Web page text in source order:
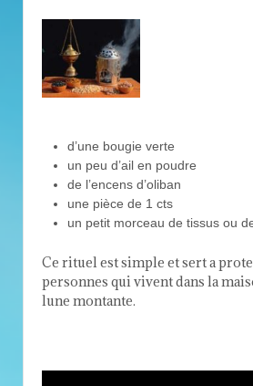
d’une bougie verte
un peu d’ail en poudre
de l’encens d’oliban
une pièce de 1 cts
un petit morceau de tissus ou
Ce rituel est simple et sert a
personnes qui vivent dans la
lune montante.